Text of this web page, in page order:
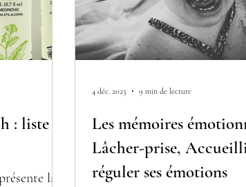
: liste et
la
Les mémoires
Lâcher-prise,
réguler ses émotions
4 déc. 2025 9 min de lecture